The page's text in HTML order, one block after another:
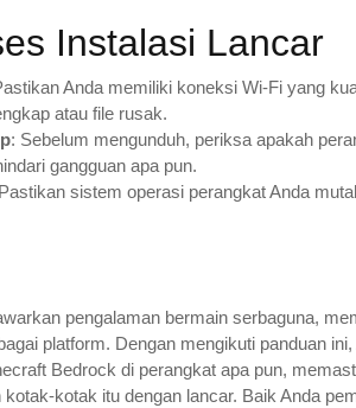
Instalasi Lancar
Anda memiliki koneksi Wi-Fi yang
atau file rusak.
: Sebelum mengunduh, periksa apakah
gangguan apa pun.
sistem operasi perangkat Anda
pengalaman bermain serbaguna,
platform. Dengan mengikuti panduan
Bedrock di perangkat apa pun,
kotak itu dengan lancar. Baik Anda